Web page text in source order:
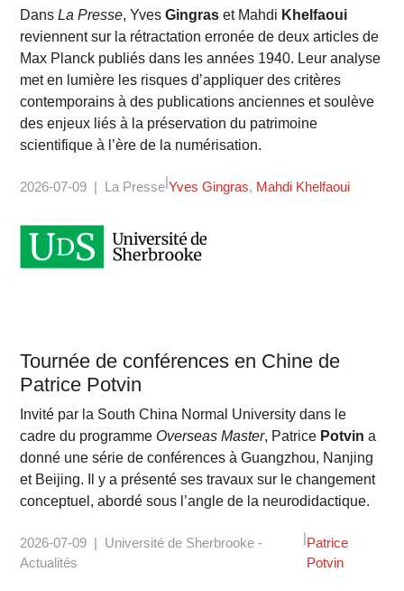
DansLa Presse, YvesGingras et Mahdi Khelfaoui
reviennent sur la rétractation erronée de deux articles de
Max Planck publiés dans les années 1940. Leur analyse
met en lumière les risques d’appliquer des critères
contemporains à des publications anciennes et soulève
des enjeux liés à la préservation du patrimoine
scientifique à l’ère de la numérisation.
2026-07-09 La Presse Yves Gingras Mahdi Khelfaoui
Tournée de conférences en Chine de
Patrice Potvin
Invité par la South China Normal University dans le
cadre du programme Overseas Master, Patrice Potvin a
donné une série de conférences à Guangzhou, Nanjing
et Beijing. Il y a présenté ses travaux sur le changement
conceptuel, abordé sous l’angle de la neurodidactique.
2026-07-09
Université de Sherbrooke -
Actualités
Patrice
Potvin